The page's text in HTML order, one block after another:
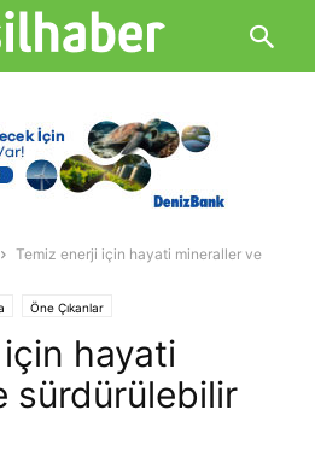
Temiz enerji için hayati mineraller ve
Öne Çıkanlar
hayati
sürdürülebilir